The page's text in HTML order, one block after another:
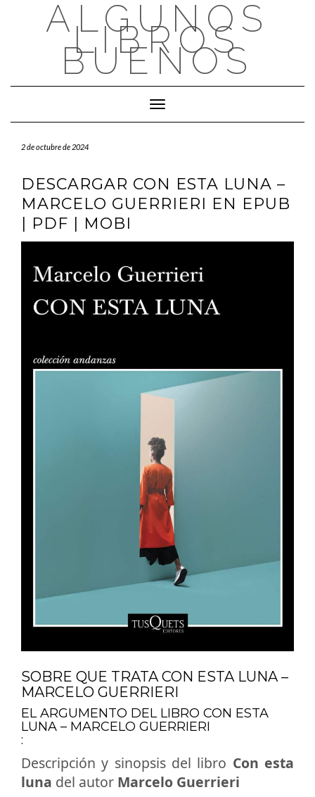
ALGUNOS
LIBROS
BUENOS
Cambiar modo de navegación
2 de octubre de 2024
DESCARGAR CON ESTA LUNA –
MARCELO GUERRIERI EN EPUB
| PDF | MOBI
SOBRE QUE TRATA CON ESTA LUNA –
MARCELO GUERRIERI
EL ARGUMENTO DEL LIBRO CON ESTA
LUNA – MARCELO GUERRIERI
:
Descripción y sinopsis del libro Con esta
luna del autor Marcelo Guerrieri